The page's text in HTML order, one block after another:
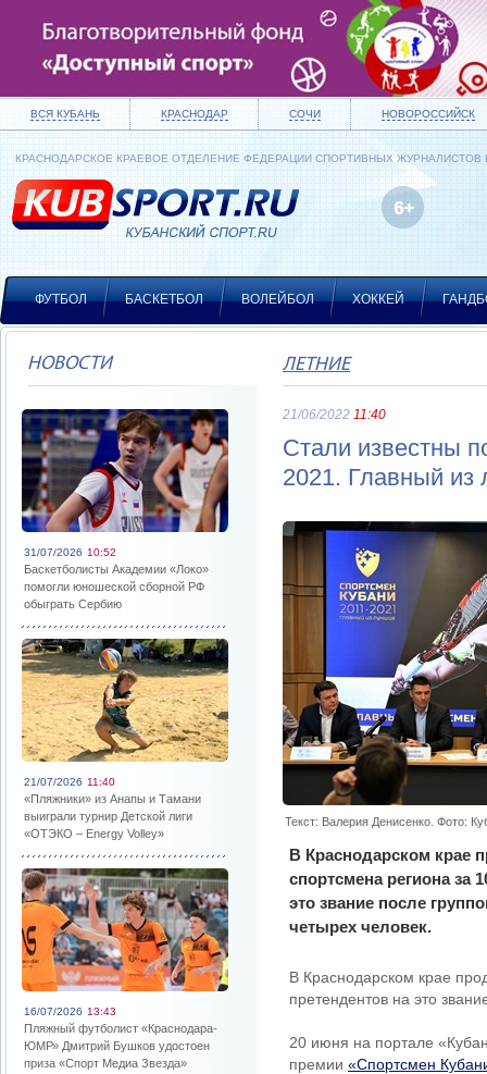
ВСЯ КУБАНЬ КРАСНОДАР СОЧИ НОВОРОССИЙСК
КРАСНОДАРСКОЕ КРАЕВОЕ ОТДЕЛЕНИЕ ФЕДЕРАЦИИ СПОРТИВНЫХ ЖУРНАЛИСТОВ
ФУТБОЛ БАСКЕТБОЛ ВОЛЕЙБОЛ ХОККЕЙ
НОВОСТИ
31/07/2026 10:52
Баскетболисты Академии «Локо»
помогли юношеской сборной РФ
обыграть Сербию
21/07/2026 11:40
«Пляжники» из Анапы и Тамани
выиграли турнир Детской лиги
«ОТЭКО – Energy Volley»
16/07/2026 13:43
Пляжный футболист «Краснодара-
ЮМР» Дмитрий Бушков удостоен
приза «Спорт Медиа Звезда»
ЛЕТНИЕ
21/06/2022 11:40
Стали известны
2021. Главный из
Текст: Валерия Денисенко. Фото:
В Краснодарском крае
спортсмена региона за
это звание после
четырех человек.
В Краснодарском крае
претендентов на это
20 июня на портале
премии «Спортсмен